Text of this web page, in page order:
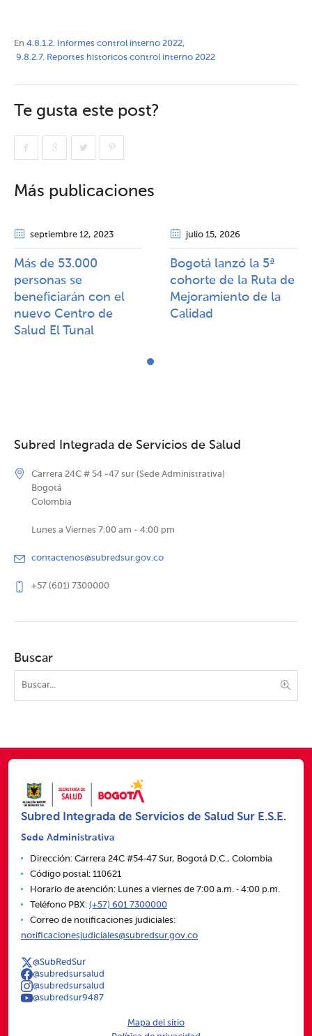
En 4.8.1.2. Informes control interno 2022,
9.8.2.7. Reportes historicos control interno 2022
Te gusta este post?
Más publicaciones
septiembre 12, 2023
Más de 53.000
personas se
beneficiarán con el
nuevo Centro de
Salud El Tunal
julio 15, 2026
Bogotá lanzó la 5ª
cohorte de la Ruta de
Mejoramiento de la
Calidad​​
Subred Integrada de Servicios de Salud
Carrera 24C # 54 -47 sur (Sede Administrativa)
Bogotá
Colombia
Lunes a Viernes 7:00 am - 4:00 pm
contactenos@subredsur.gov.co
+57 (601) 7300000
Buscar
Subred Integrada de Servicios de Salud Sur E.S.E.
Sede Administrativa
Dirección: Carrera 24C #54‑47 Sur, Bogotá D.C., Colombia
Código postal: 110621
Horario de atención: Lunes a viernes de 7:00 a.m. ‑ 4:00 p.m.
Teléfono PBX: (+57) 601 7300000
Correo de notificaciones judiciales:
notificacionesjudiciales@subredsur.gov.co
@SubRedSur
@subredsursalud
@subredsursalud
@subredsur9487
Mapa del sitio